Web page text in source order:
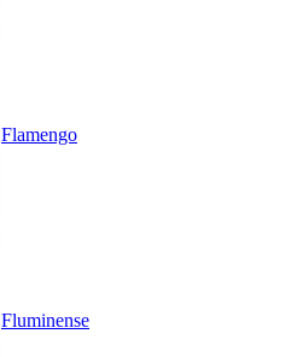
Flamengo
Fluminense